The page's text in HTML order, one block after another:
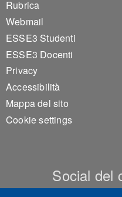
Footer 1
Rubrica
Webmail
ESSE3 Studenti
ESSE3 Docenti
Privacy
Accessibilità
Mappa del sito
Cookie settings
Social del